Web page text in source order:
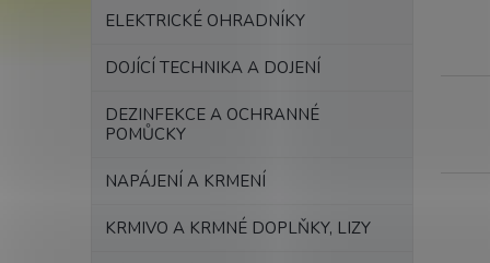
ELEKTRICKÉ OHRADNÍKY
DOJÍCÍ TECHNIKA A DOJENÍ
DEZINFEKCE A OCHRANNÉ
POMŮCKY
NAPÁJENÍ A KRMENÍ
KRMIVO A KRMNÉ DOPLŇKY, LIZY